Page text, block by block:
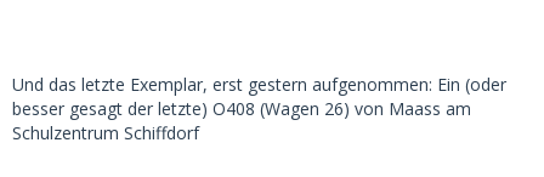
Und das letzte Exemplar, erst gestern aufgenommen: Ein (oder
besser gesagt der letzte) O408 (Wagen 26) von Maass am
Schulzentrum Schiffdorf